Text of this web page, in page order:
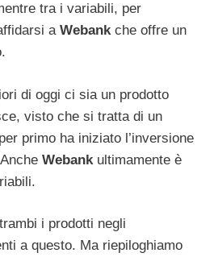
tra i variabili, per
a Webankche offre un
di oggi ci sia un prodotto
visto che si tratta di un
primo ha iniziato l’inversione
Webankultimamente è
i prodotti negli
a questo. Ma riepiloghiamo